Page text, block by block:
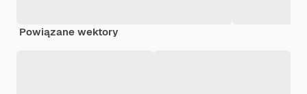
Powiązane wektory